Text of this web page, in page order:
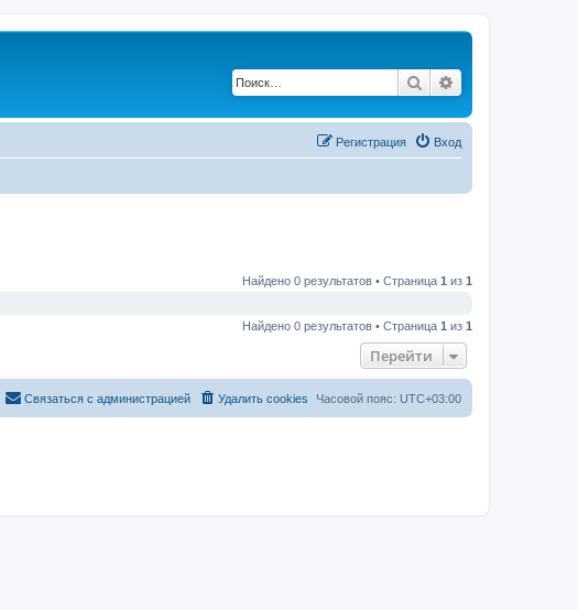
Поиск
Вход
Регистрация
Найдено 0 результатов • Страница 1 из 1
Найдено 0 результатов • Страница 1 из 1
Перейти
Часовой пояс: UTC+03:00
Удалить cookies
Связаться с администрацией